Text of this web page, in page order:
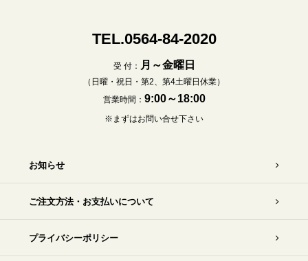
TEL.0564-84-2020
受 付： 月～金曜日
（日曜・祝日・第2、第4土曜日休業）
営業時間： 9:00～18:00
※まずはお問い合せ下さい
お知らせ
ご注文方法・お支払いについて
プライバシーポリシー